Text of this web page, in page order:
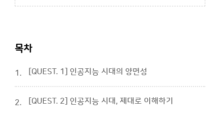
목차
1. [QUEST. 1] 인공지능 시대의 양면성
2. [QUEST. 2] 인공지능 시대, 제대로 이해하기